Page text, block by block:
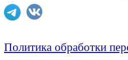
Политика обработки